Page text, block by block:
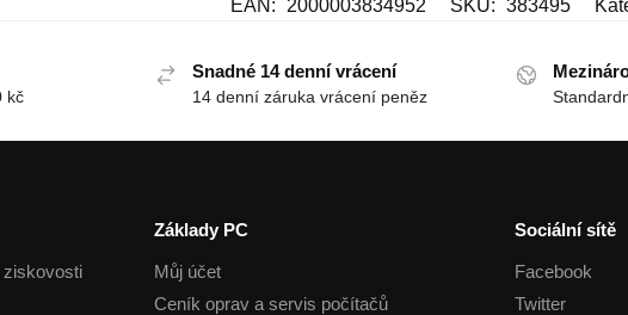
EAN: 2000003834952 SKU: 383495
kč
Snadné 14 denní vrácení
14 denní záruka vrácení peněz
ziskovosti
Základy PC
Můj účet
Ceník oprav a servis počítačů
Sociální sítě
Facebook
Twitter